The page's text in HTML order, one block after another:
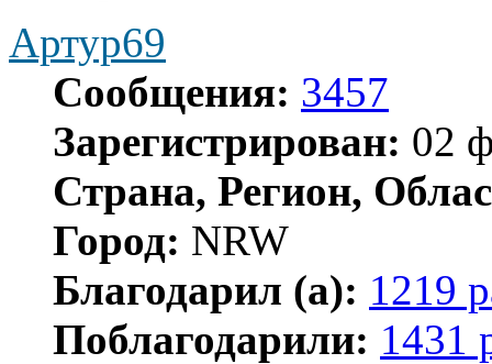
Артур69
Сообщения: 3457
Зарегистрирован: 02
Страна, Регион,
Город: NRW
Благодарил (а): 1219
Поблагодарили: 1431